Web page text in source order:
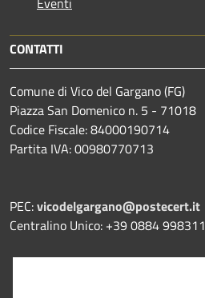
CONTATTI
Comune di Vico del Gargano (FG)
Piazza San Domenico n. 5 - 71018
Codice Fiscale: 84000190714
Partita IVA: 00980770713
PEC:vicodelgargano@postecert.it
Centralino Unico: +39 0884 998311